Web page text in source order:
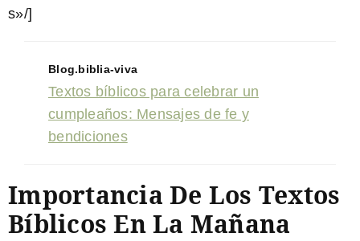
s»/]
Blog.biblia-viva
Textos bíblicos para celebrar un
cumpleaños: Mensajes de fe y
bendiciones
Importancia De Los Textos
Bíblicos En La Mañana